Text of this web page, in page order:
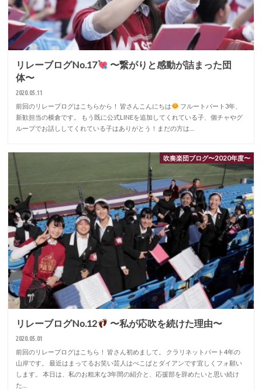
リレーブログNo.17
〜繋がりと感動が詰まった団
体〜
2020.05.11
前回のリレーブログはこちらから！ 皆さんこんにちは
フルートパート3年、
新歓担当の横倉です。 もう既に公式LINEを追加してくれている子、個チャやグ
ループでお話ししてくれている子はありがとう！まだの方は…
吹奏楽団ブログ〜2020年度〜
リレーブログNo.12 〜私が応吹を続けた理由〜
2020.05.01
前回のリレーブログはこちら！ 皆さん初めまして。 クラリネットパート4年の
山岸です。 最近はまってるお笑い芸人はぺこぱとダイアンです宜しくフォ願い
します。 本日は、私のお粗末な3年間の紹介と、応援部を辞めたいと思い続け
た…